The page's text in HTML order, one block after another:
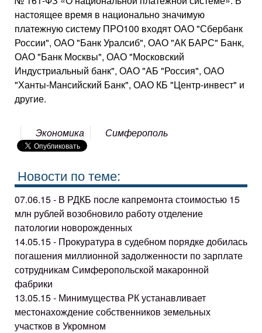
настоящее время в национально значимую
платежную систему ПРО100 входят ОАО "Сбербанк
России", ОАО "Банк Уралсиб", ОАО "АК БАРС" Банк,
ОАО "Банк Москвы", ОАО "Московский
Индустриальный банк", ОАО "АБ "Россия", ОАО
"Ханты-Мансийский Банк", ОАО КБ "Центр-инвест" и
другие.
Экономика Симферополь
Новости по теме:
07.06.15 - В РДКБ после капремонта стоимостью 15
млн рублей возобновило работу отделение
патологии новорожденных
14.05.15 - Прокуратура в судебном порядке добилась
погашения миллионной задолженности по зарплате
сотрудникам Симферопольской макаронной
фабрики
13.05.15 - Минимущества РК устанавливает
местонахождение собственников земельных
участков в Укромном